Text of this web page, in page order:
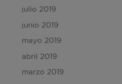
julio 2019
junio 2019
mayo 2019
abril 2019
marzo 2019